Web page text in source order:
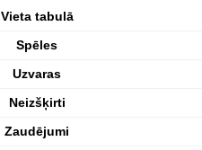
Vieta tabulā
Spēles
Uzvaras
Neizšķirti
Zaudējumi